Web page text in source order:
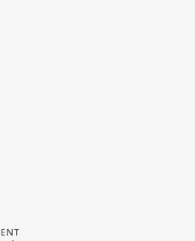
de Luxembourg - Service